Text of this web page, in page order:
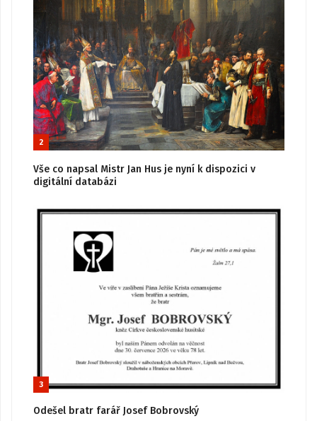
2
Vše co napsal Mistr Jan Hus je nyní k dispozici v
digitální databázi
3
Odešel bratr farář Josef Bobrovský